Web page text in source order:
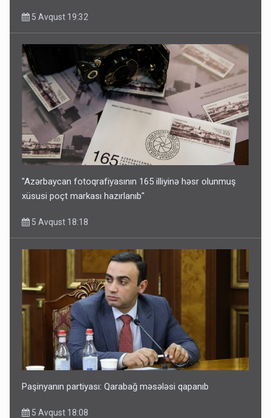
5 Avqust 19:32
"Azərbaycan fotoqrafiyasının 165 illiyinə həsr olunmuş
xüsusi poçt markası hazırlanıb"
5 Avqust 18:18
Paşinyanın partiyası: Qarabağ məsələsi qapanıb
5 Avqust 18:08